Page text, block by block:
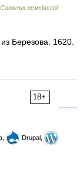
Словник лемківскої
Березова. 1620.
18+
Drupal,